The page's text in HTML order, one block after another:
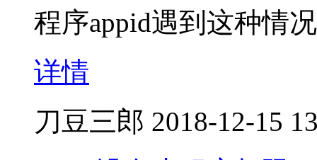
程序appid遇到这种情
详情
刀豆三郎 2018-12-15